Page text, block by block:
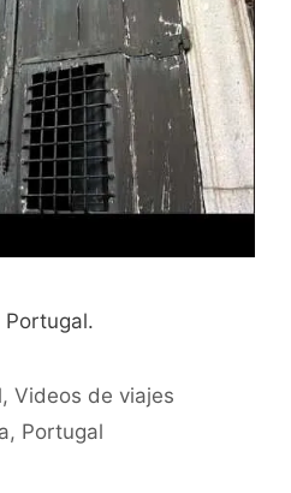
Portugal.
,Videos de viajes
, Portugal